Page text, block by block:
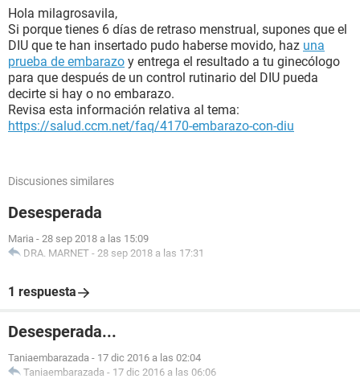
Hola milagrosavila,
Si porque tienes 6 días de retraso menstrual, supones que el
DIU que te han insertado pudo haberse movido, haz una
prueba de embarazo y entrega el resultado a tu ginecólogo
para que después de un control rutinario del DIU pueda
decirte si hay o no embarazo.
Revisa esta información relativa al tema:
https://salud.ccm.net/faq/4170-embarazo-con-diu
Discusiones similares
Desesperada
Maria - 28 sep 2018 a las 15:09
DRA. MARNET - 28 sep 2018 a las 17:31
1 respuesta
Desesperada...
Taniaembarazada - 17 dic 2016 a las 02:04
Taniaembarazada - 17 dic 2016 a las 06:06